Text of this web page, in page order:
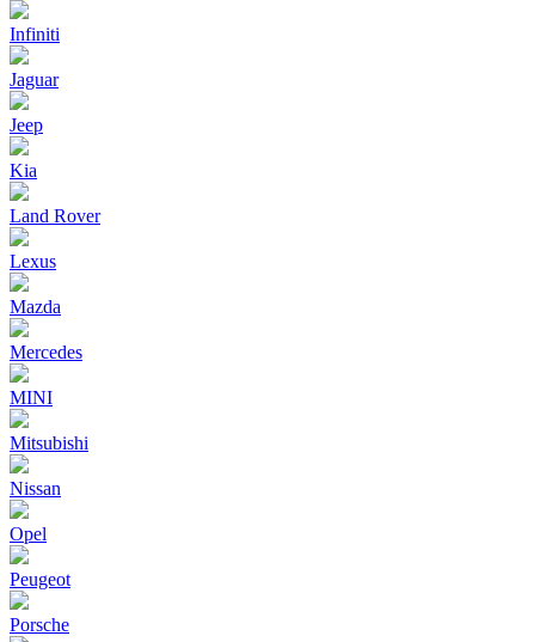
Infiniti
Jaguar
Jeep
Kia
Land Rover
Lexus
Mazda
Mercedes
MINI
Mitsubishi
Nissan
Opel
Peugeot
Porsche